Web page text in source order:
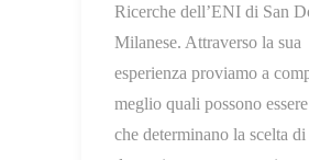
Ricerche dell’ENI di San
Milanese. Attraverso la sua
esperienza proviamo a
meglio quali possono
che determinano la scelta di